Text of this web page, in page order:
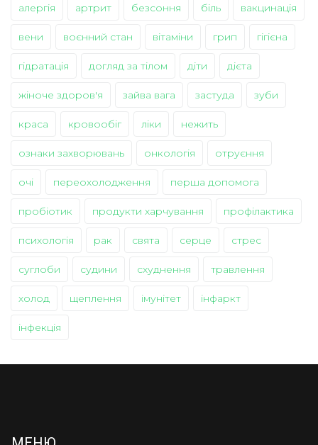
алергія артрит безсоння біль вакцинація
вени воєнний стан вітаміни грип гігієна
гідратація догляд за тілом діти дієта
жіноче здоров'я зайва вага застуда зуби
краса кровообіг ліки нежить
ознаки захворювань онкологія отруєння
очі переохолодження перша допомога
пробіотик продукти харчування профілактика
психологія рак свята серце стрес
суглоби судини схуднення травлення
холод щеплення імунітет інфаркт
інфекція